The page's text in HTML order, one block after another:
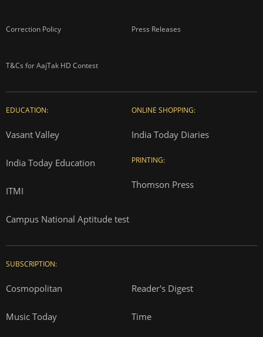
Correction Policy Press Releases
T&Cs for AajTak HD Contest
EDUCATION:
Vasant Valley
India Today Education
ITMI
Campus National Aptitude test
ONLINE SHOPPING:
India Today Diaries
PRINTING:
Thomson Press
SUBSCRIPTION:
Cosmopolitan Reader's Digest
Music Today Time